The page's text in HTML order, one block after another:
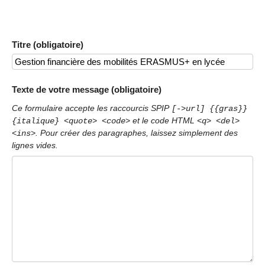
Titre (obligatoire)
Texte de votre message (obligatoire)
Ce formulaire accepte les raccourcis SPIP [->url] {{gras}}
{italique} <quote> <code> et le code HTML <q> <del>
<ins>. Pour créer des paragraphes, laissez simplement des
lignes vides.